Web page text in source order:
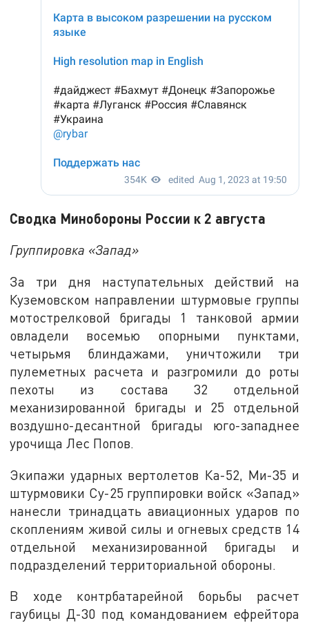
Сводка Минобороны России к 2 августа
Группировка «Запад»
За три дня наступательных действий на
Куземовском направлении штурмовые группы
мотострелковой бригады 1 танковой армии
овладели восемью опорными пунктами,
четырьмя блиндажами, уничтожили три
пулеметных расчета и разгромили до роты
пехоты из состава 32 отдельной
механизированной бригады и 25 отдельной
воздушно-десантной бригады юго-западнее
урочища Лес Попов.
Экипажи ударных вертолетов Ка-52, Ми-35 и
штурмовики Су-25 группировки войск «Запад»
нанесли тринадцать авиационных ударов по
скоплениям живой силы и огневых средств 14
отдельной механизированной бригады и
подразделений территориальной обороны.
В ходе контрбатарейной борьбы расчет
гаубицы Д-30 под командованием ефрейтора